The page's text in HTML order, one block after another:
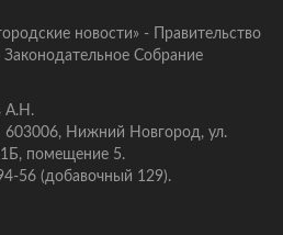
новости» - Правительство
Собрание
А.Н.
603006, Нижний Новгород, ул.
помещение 5.
56 (добавочный 129).